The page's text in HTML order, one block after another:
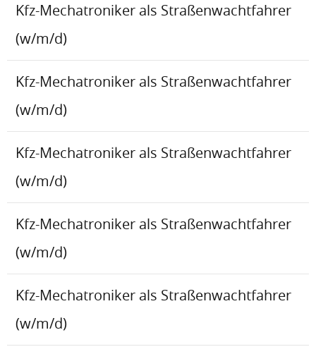
Kfz-Mechatroniker als Straßenwachtfahrer
(w/m/d)
Kfz-Mechatroniker als Straßenwachtfahrer
(w/m/d)
Kfz-Mechatroniker als Straßenwachtfahrer
(w/m/d)
Kfz-Mechatroniker als Straßenwachtfahrer
(w/m/d)
Kfz-Mechatroniker als Straßenwachtfahrer
(w/m/d)